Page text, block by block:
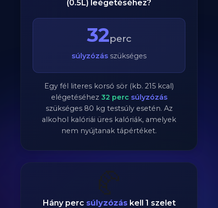
(0.5L) leégetéséhez?
32perc
súlyzózás szükséges
Egy fél literes korsó sör (kb. 215 kcal)
elégetéséhez 32 perc súlyzózás
szükséges 80 kg testsúly esetén. Az
alkohol kalóriái üres kalóriák, amelyek
nem nyújtanak tápértéket.
🥐
Hány perc súlyzózáskell 1 szelet